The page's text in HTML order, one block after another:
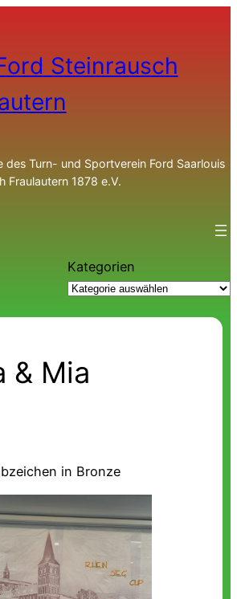
Steinrausch
des Turn- und Sportverein Ford Saarlouis
Fraulautern 1878 e.V.
Kategorien
& Mia
in Bronze